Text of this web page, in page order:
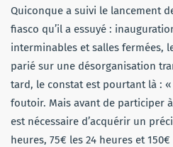
Quiconque a suivi le lancement
fiasco qu’il a essuyé :
interminables et salles fermées,
parié sur une désorganisation
tard, le constat est pourtant là :
foutoir. Mais avant de participer
est nécessaire d’acquérir un
heures, 75€ les 24 heures et